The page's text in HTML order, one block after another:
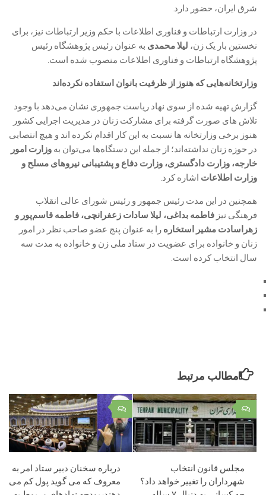
شرق ایران، حضور دارد.
در وزارت ارتباطات و فناوری اطلاعات با حکم وزیر ارتباطات نیز، برای
نخستین بار یک زن، لیلا محمدی به عنوان رئیس پژوهشگاه رئیس
پژوهشگاه ارتباطات و فناوری اطلاعات منصوب شده است.
وزارتخانه‌هایی که هنوز از ظرفیت بانوان استفاده نکرده‌اند
گزارش تهیه شده از سوی نهاد ریاست جمهوری نشان می‌دهد با وجود
تلاش های صورت گرفته برای مشارکت زنان در مدیریت اجرایی کشور
هنوز برخی وزارتخانه ها نسبت به این کار اقدام نکرده اند و هیچ انتصابی
در حوزه زنان نداشته‌اند؛ از جمله این دستگاه‌ها می‌توان به وزارت امور
خارجه، وزارت دادگستری، وزارت دفاع و پشتیبانی نیروهای مسلح و
وزارت اطلاعات اشاره کرد.
همچنین در این مدت رئیس جمهور و رئیس شورای عالی انقلاب
فرهنگی نیز فاطمه بداغی، لیلا سادات زعفرانچی، فاطمه قاسم‌پور و
زهراسادت مشیر استخاره را به عنوان پنج عضو صاحب نظر در امور
زنان و خانواده برای عضویت در ستاد ملی زن و خانواده به مدت سه
سال انتخاب کرده است.
مطالب مرتبط
۰
درباره سخنان دبیر ستاد امر به
معروف که می گوید پول کم می
۰
مجلس قانون انتخاب
شهرداران را تغییر خواهد داد؟